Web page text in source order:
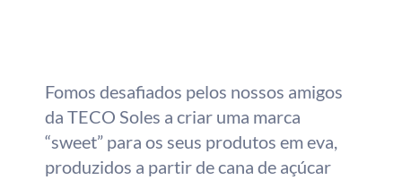
Fomos desafiados pelos nossos amigos
da TECO Soles a criar uma marca
“sweet” para os seus produtos em eva,
produzidos a partir de cana de açúcar